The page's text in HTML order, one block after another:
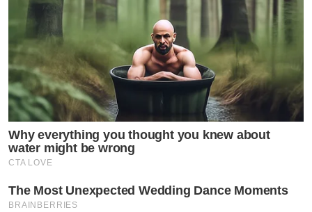
Why everything you thought you knew about
water might be wrong
CTA LOVE
The Most Unexpected Wedding Dance Moments
BRAINBERRIES